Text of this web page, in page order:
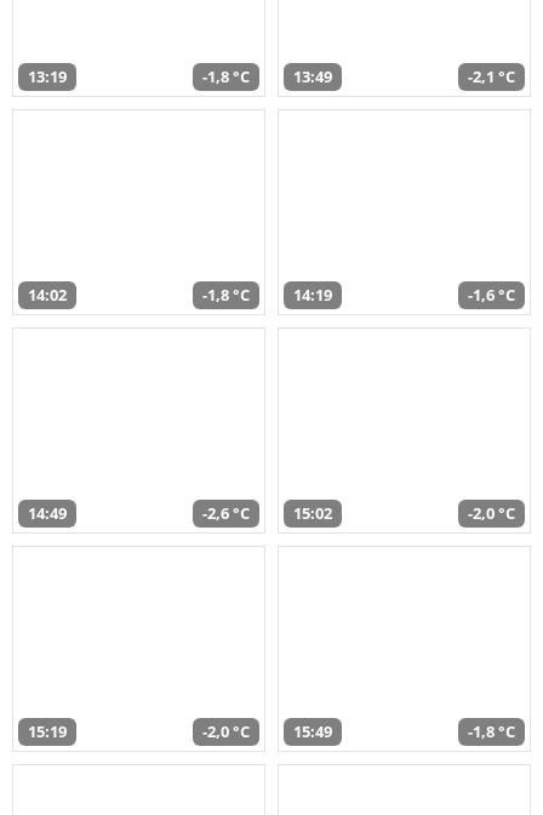
13:19 -1,8 °C 13:49 -2,1 °C
14:02 -1,8 °C 14:19 -1,6 °C
14:49 -2,6 °C 15:02 -2,0 °C
15:19 -2,0 °C 15:49 -1,8 °C